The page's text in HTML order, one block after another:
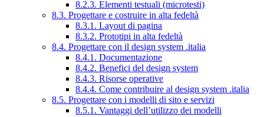
8.2.3. Elementi testuali (microtesti)
8.3. Progettare e costruire in alta fedeltà
8.3.1. Layout di pagina
8.3.2. Prototipi in alta fedeltà
8.4. Progettare con il design system .italia
8.4.1. Documentazione
8.4.2. Benefici del design system
8.4.3. Risorse operative
8.4.4. Come contribuire al design system .italia
8.5. Progettare con i modelli di sito e servizi
8.5.1. Vantaggi dell’utilizzo dei modelli